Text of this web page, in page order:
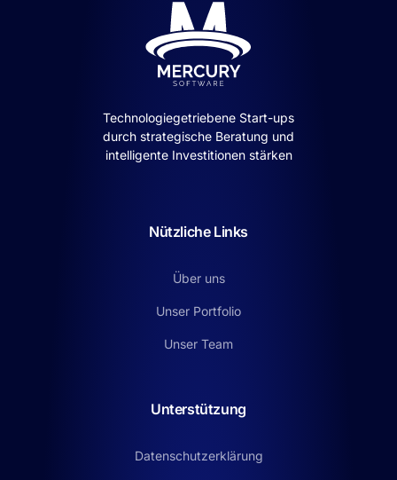
Technologiegetriebene Start-ups
durch strategische Beratung und
intelligente Investitionen stärken
Nützliche Links
Über uns
Unser Portfolio
Unser Team
Unterstützung
Datenschutzerklärung